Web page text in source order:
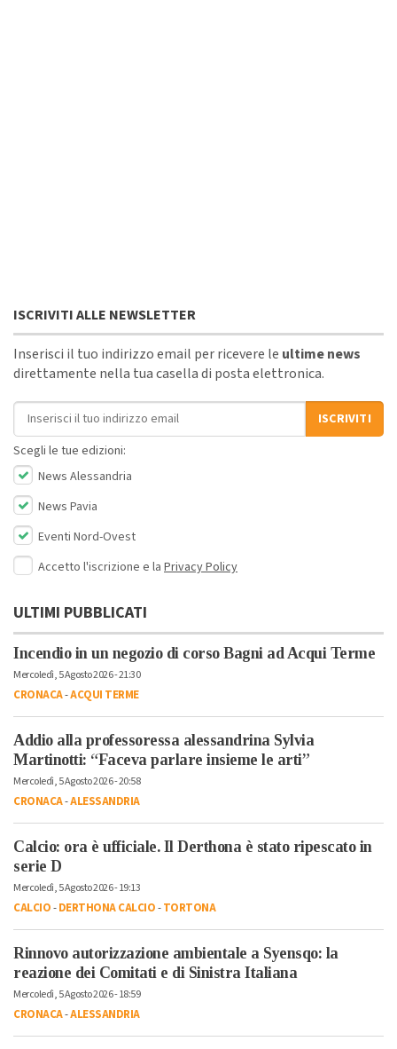
ISCRIVITI ALLE NEWSLETTER
Inserisci il tuo indirizzo email per ricevere le ultime news
direttamente nella tua casella di posta elettronica.
Indirizzo email
ISCRIVITI
Scegli le tue edizioni:
News Alessandria
News Pavia
Eventi Nord-Ovest
Accetto l'iscrizione e la Privacy Policy
ULTIMI PUBBLICATI
Incendio in un negozio di corso Bagni ad Acqui Terme
Mercoledì, 5 Agosto 2026 - 21:30
CRONACA-ACQUI TERME
Addio alla professoressa alessandrina Sylvia
Martinotti: “Faceva parlare insieme le arti”
Mercoledì, 5 Agosto 2026 - 20:58
CRONACA-ALESSANDRIA
Calcio: ora è ufficiale. Il Derthona è stato ripescato in
serie D
Mercoledì, 5 Agosto 2026 - 19:13
CALCIO-DERTHONA CALCIO-TORTONA
Rinnovo autorizzazione ambientale a Syensqo: la
reazione dei Comitati e di Sinistra Italiana
Mercoledì, 5 Agosto 2026 - 18:59
CRONACA-ALESSANDRIA